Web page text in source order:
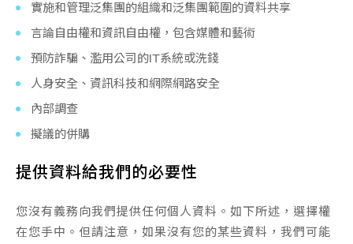
實施和管理泛集團的組織和泛集團範圍的資料共享
言論自由權和資訊自由權，包含媒體和藝術
預防詐騙、濫用公司的IT系統或洗錢
人身安全、資訊科技和網際網路安全
內部調查
擬議的併購
提供資料給我們的必要性
您沒有義務向我們提供任何個人資料。如下所述，選擇權
在您手中。但請注意，如果沒有您的某些資料，我們可能